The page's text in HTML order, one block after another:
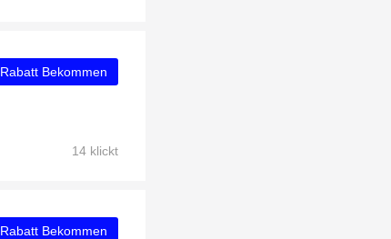
Rabatt Bekommen
14 klickt
Rabatt Bekommen